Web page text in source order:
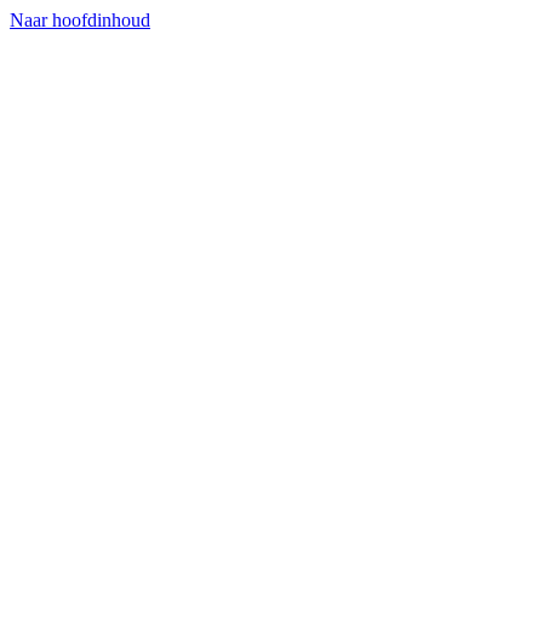
Naar hoofdinhoud